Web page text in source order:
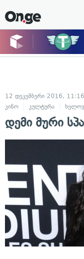
12 დეკემბერი 2016, 11:16
კინო
კულტურა
დემი მური